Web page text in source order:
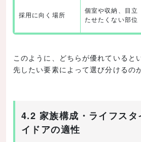
採用に向く場所
個室や収納、目立
たせたくない部位
このように、どちらが優れていると
先したい要素によって選び分けるの
4.2 家族構成・ライフスタ
イドアの適性